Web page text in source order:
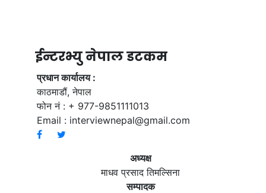
ईन्टरभ्यु नेपाल डटकम
प्रधान कार्यालय :
काठमाडौं, नेपाल
फोन नं : + 977-9851111013
Email : interviewnepal@gmail.com
अध्यक्ष
माधव प्रसाद तिमल्सिना
सम्पादक